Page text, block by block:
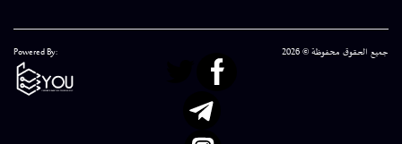
جميع الحقوق محفوظة © 2026 Powered By: